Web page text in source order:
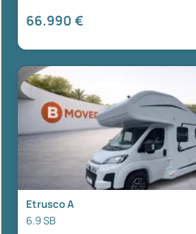
66.990 €
Etrusco A
6.9 SB